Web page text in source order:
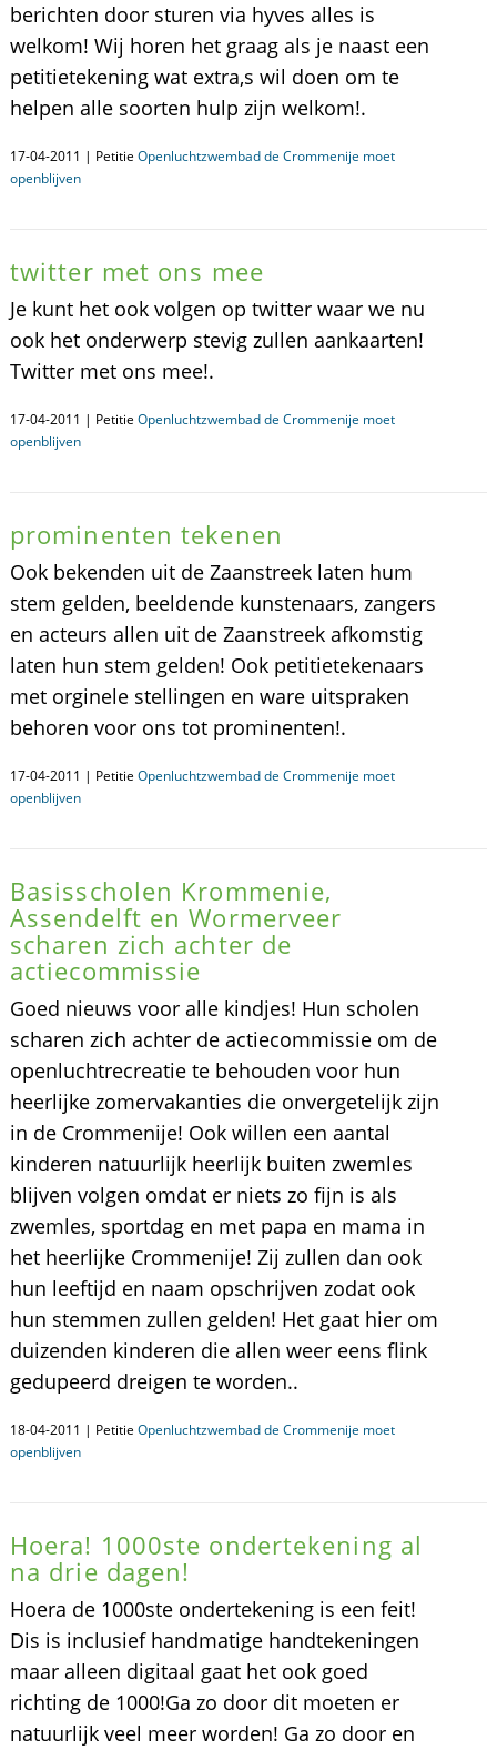
berichten door sturen via hyves alles is
welkom! Wij horen het graag als je naast een
petitietekening wat extra,s wil doen om te
helpen alle soorten hulp zijn welkom!.
17-04-2011 | Petitie Openluchtzwembad de Crommenije moet
openblijven
twitter met ons mee
Je kunt het ook volgen op twitter waar we nu
ook het onderwerp stevig zullen aankaarten!
Twitter met ons mee!.
17-04-2011 | Petitie Openluchtzwembad de Crommenije moet
openblijven
prominenten tekenen
Ook bekenden uit de Zaanstreek laten hum
stem gelden, beeldende kunstenaars, zangers
en acteurs allen uit de Zaanstreek afkomstig
laten hun stem gelden! Ook petitietekenaars
met orginele stellingen en ware uitspraken
behoren voor ons tot prominenten!.
17-04-2011 | Petitie Openluchtzwembad de Crommenije moet
openblijven
Basisscholen Krommenie,
Assendelft en Wormerveer
scharen zich achter de
actiecommissie
Goed nieuws voor alle kindjes! Hun scholen
scharen zich achter de actiecommissie om de
openluchtrecreatie te behouden voor hun
heerlijke zomervakanties die onvergetelijk zijn
in de Crommenije! Ook willen een aantal
kinderen natuurlijk heerlijk buiten zwemles
blijven volgen omdat er niets zo fijn is als
zwemles, sportdag en met papa en mama in
het heerlijke Crommenije! Zij zullen dan ook
hun leeftijd en naam opschrijven zodat ook
hun stemmen zullen gelden! Het gaat hier om
duizenden kinderen die allen weer eens flink
gedupeerd dreigen te worden..
18-04-2011 | Petitie Openluchtzwembad de Crommenije moet
openblijven
Hoera! 1000ste ondertekening al
na drie dagen!
Hoera de 1000ste ondertekening is een feit!
Dis is inclusief handmatige handtekeningen
maar alleen digitaal gaat het ook goed
richting de 1000!Ga zo door dit moeten er
natuurlijk veel meer worden! Ga zo door en